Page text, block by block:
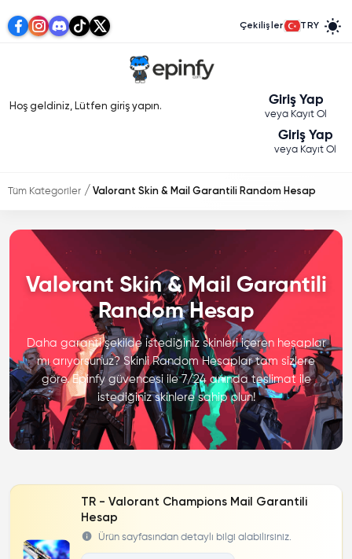
Çekilişler TRY
Hoş geldiniz, Lütfen giriş yapın. Giriş Yap
veya Kayıt Ol
Giriş Yap
veya Kayıt Ol
Tüm Kategoriler Valorant Skin & Mail Garantili Random Hesap
Valorant Skin & Mail Garantili
Random Hesap
Daha garanti şekilde istediğiniz skinleri içeren hesaplar
mı arıyorsunuz? Skinli Random Hesaplar tam sizlere
göre. Epinfy güvencesi ile 7/24 anında teslimat ile
istediğiniz skinlere sahip olun!
TR - Valorant Champions Mail Garantili
Hesap
Ürün sayfasından detaylı bilgi alabilirsiniz.